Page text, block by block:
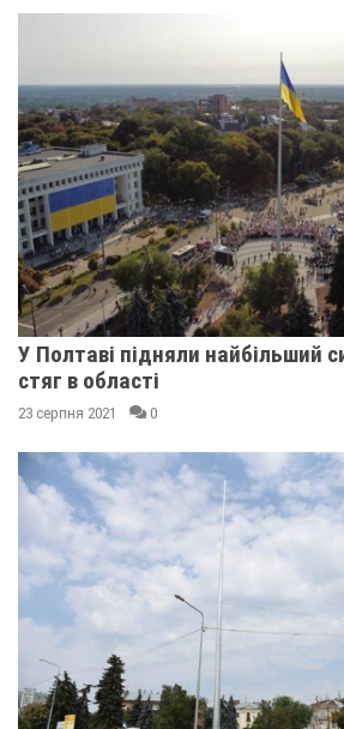
У Полтаві підняли найбільший
стяг в області
23 серпня 2021 0